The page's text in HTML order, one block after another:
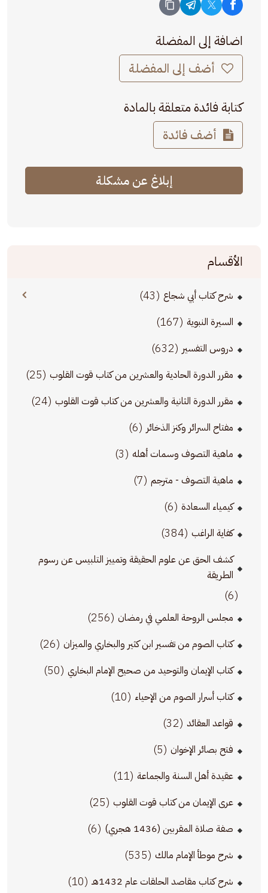
اضافة إلى المفضلة
أضف إلى المفضلة
كتابة فائدة متعلقة بالمادة
أضف فائدة
إبلاغ عن مشكلة
الأقسام
شرح كتاب أبي شجاع (43)
السيرة النبوية (167)
دروس التفسير (632)
مقرر الدورة الحادية والعشرين من كتاب قوت القلوب (25)
مقرر الدورة الثانية والعشرين من كتاب قوت القلوب (24)
مفتاح السرائر وكنز الذخائر (6)
ماهية التصوف وسمات أهله (3)
ماهية التصوف - مترجم (7)
كيمياء السعادة (6)
كفاية الراغب (384)
كشف الحق عن علوم الحقيقة وتمييز التلبيس عن رسوم
الطريقة
(6)
مجلس الروحة العلمي في رمضان (256)
كتاب الصوم من تفسير ابن كثير والبخاري والميزان (26)
كتاب الإيمان والتوحيد من صحيح الإمام البخاري (50)
كتاب أسرار الصوم من الإحياء (10)
قواعد العقائد (32)
فتح بصائر الإخوان (5)
عقيدة أهل السنة والجماعة (11)
عرى الإيمان من كتاب قوت القلوب (25)
صفة صلاة المقربين (1436 هجري) (6)
شرح موطأ الإمام مالك (535)
شرح كتاب مقاصد الحلقات عام 1432هـ (10)